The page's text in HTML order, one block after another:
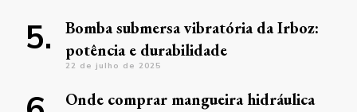
Bomba submersa vibratória da Irboz:
potência e durabilidade
22 de julho de 2025
Onde comprar mangueira hidráulica